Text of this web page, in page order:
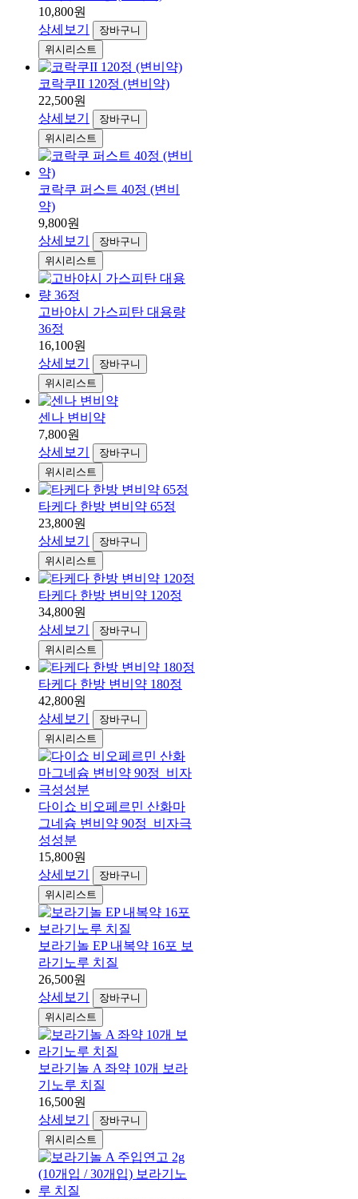
10,800원
상세보기
장바구니
위시리스트
코락쿠II 120정 (변비약)
22,500원
상세보기
장바구니
위시리스트
코락쿠 퍼스트 40정 (변비
약)
9,800원
상세보기
장바구니
위시리스트
고바야시 가스피탄 대용량
36정
16,100원
상세보기
장바구니
위시리스트
센나 변비약
7,800원
상세보기
장바구니
위시리스트
타케다 한방 변비약 65정
23,800원
상세보기
장바구니
위시리스트
타케다 한방 변비약 120정
34,800원
상세보기
장바구니
위시리스트
타케다 한방 변비약 180정
42,800원
상세보기
장바구니
위시리스트
다이쇼 비오페르민 산화마
그네슘 변비약 90정_비자극
성성분
15,800원
상세보기
장바구니
위시리스트
보라기놀 EP 내복약 16포 보
라기노루 치질
26,500원
상세보기
장바구니
위시리스트
보라기놀 A 좌약 10개 보라
기노루 치질
16,500원
상세보기
장바구니
위시리스트